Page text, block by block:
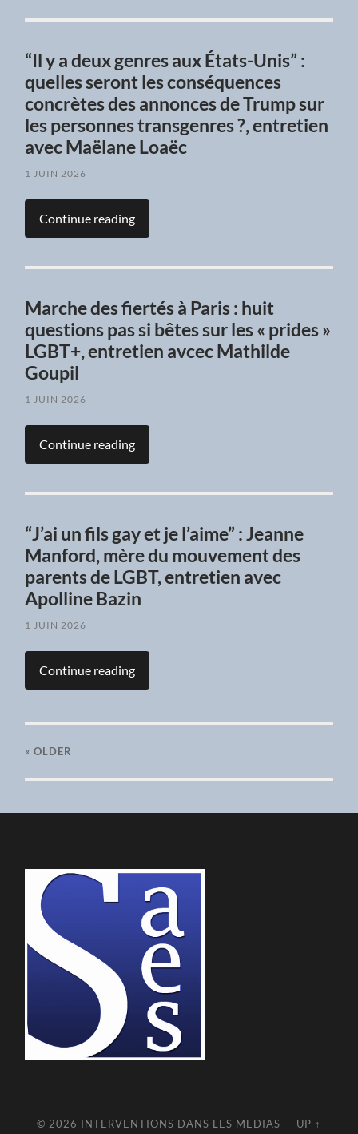
“Il y a deux genres aux États-Unis” :
quelles seront les conséquences
concrètes des annonces de Trump sur
les personnes transgenres ?, entretien
avec Maëlane Loaëc
1 JUIN 2026
Continue reading
Marche des fiertés à Paris : huit
questions pas si bêtes sur les « prides »
LGBT+, entretien avcec Mathilde
Goupil
1 JUIN 2026
Continue reading
“J’ai un fils gay et je l’aime” : Jeanne
Manford, mère du mouvement des
parents de LGBT, entretien avec
Apolline Bazin
1 JUIN 2026
Continue reading
« OLDER
© 2026 INTERVENTIONS DANS LES MEDIAS — UP ↑